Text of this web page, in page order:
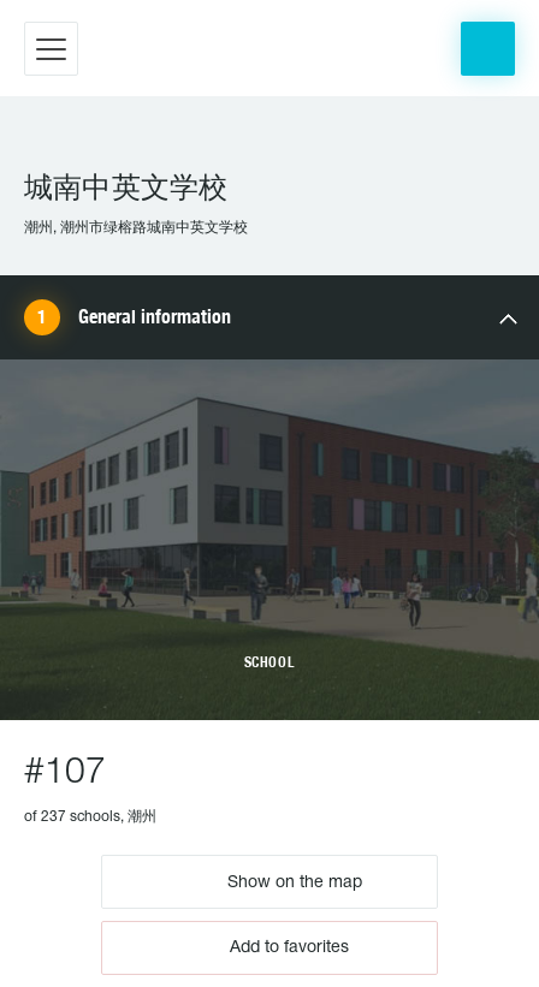
城南中英文学校
潮州, 潮州市绿榕路城南中英文学校
General information
SCHOOL
#107
of 237 schools, 潮州
Show on the map
Add to favorites